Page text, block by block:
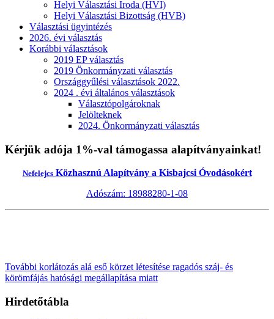
Helyi Választási Iroda (HVI)
Helyi Választási Bizottság (HVB)
Választási ügyintézés
2026. évi választás
Korábbi választások
2019 EP választás
2019 Önkormányzati választás
Országgyűlési választások 2022.
2024 . évi általános választások
Választópolgároknak
Jelölteknek
2024. Önkormányzati választás
Kérjük adója 1%-val támogassa alapítványainkat!
NefelejcsKözhasznú Alapítvány a Kisbajcsi Óvodásokért
Adószám: 18988280-1-08
További korlátozás alá eső körzet létesítése ragadós száj- és
körömfájás hatósági megállapítása miatt
Hirdetőtábla